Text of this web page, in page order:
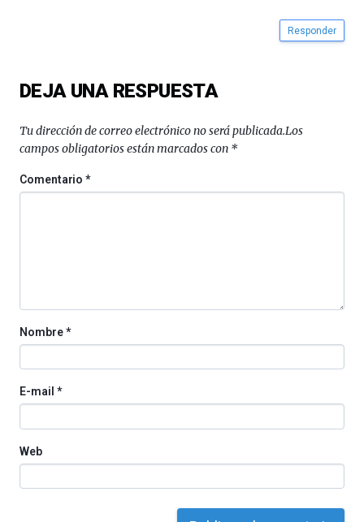
Responder
DEJA UNA RESPUESTA
Tu dirección de correo electrónico no será publicada.Los
campos obligatorios están marcados con *
Comentario*
Nombre*
E-mail *
Web